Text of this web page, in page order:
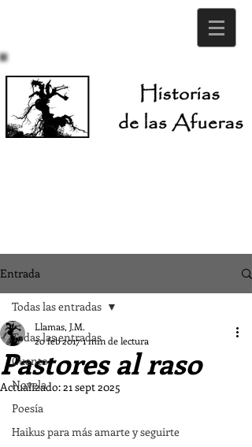
Entrada
Todas las entradas
Cuento
Novela
Poesía
Haikus para más amarte y seguirte
Todas las entradas
Pastores al raso
Llamas, J.M.
20 feb 20171 min de lectura
Actualizado:21 sept 2025